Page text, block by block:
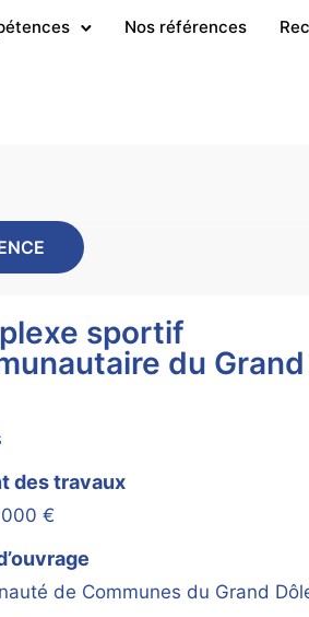
Nos références
sportif
du
des travaux
€
de Communes du Grand